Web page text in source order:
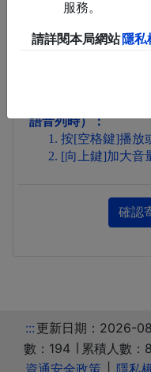
聆聽驗證碼
語音列時）：
按[空格鍵]播放
[向上鍵]加大音
服務。
請詳閱本局網站 隱私
::: 更新日期：2026-
數：194 ∣ 累積人數：
資通安全政策
隱私